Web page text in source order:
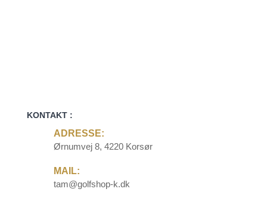
KONTAKT :
ADRESSE:
Ørnumvej 8, 4220 Korsør
MAIL:
tam@golfshop-k.dk